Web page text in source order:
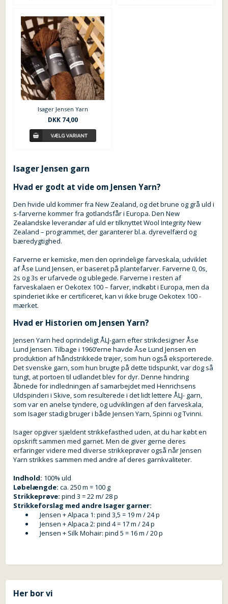
Isager Jensen Yarn
DKK74,00
Isager Jensen garn
Hvad er godt at vide om Jensen Yarn?
Den hvide uld kommer fra New Zealand, og det brune og grå uld i
s-farverne kommer fra gotlandsfår i Europa. Den New
Zealandske leverandør af uld er tilknyttet Wool Integrity New
Zealand – programmet, der garanterer bl.a. dyrevelfærd og
bæredygtighed.
Farverne er kemiske, men den oprindelige farveskala, udviklet
af Åse Lund Jensen, er baseret på plantefarver. Farverne 0, 0s,
2s og 3s er ufarvede og ublegede. Farverne i resten af
farveskalaen er Oekotex 100 – farver, indkøbt i Europa, men da
spinderiet ikke er certificeret, kan vi ikke bruge Oekotex 100 -
mærket.
Hvad er Historien om Jensen Yarn?
Jensen Yarn hed oprindeligt ÅLJ-garn efter strikdesigner Åse
Lund Jensen. Tilbage i 1960’erne havde Åse Lund Jensen en
produktion af håndstrikkede trøjer, som hun også eksporterede.
Det svenske garn, som hun brugte på dette tidspunkt, var dog så
tungt, at portoen til udlandet blev for dyr. Denne hindring
åbnede for indledningen af samarbejdet med Henrichsens
Uldspinderi i Skive, som resulterede i det lidt lettere ÅLJ- garn,
som var en anelse tyndere, og udviklingen af den farveskala,
som Isager stadig bruger i både Jensen Yarn, Spinni og Tvinni.
Isager opgiver sjældent strikkefasthed uden, at du har købt en
opskrift sammen med garnet. Men de giver gerne deres
erfaringer videre med diverse strikkeprøver også når Jensen
Yarn strikkes sammen med andre af deres garnkvaliteter.
Indhold: 100% uld
Løbelængde: ca. 250 m = 100 g
Strikkeprøve: pind 3 = 22 m/ 28 p
Strikkeforslag med andre Isager garner:
Jensen + Alpaca 1: pind 3,5 = 19 m / 24 p
Jensen + Alpaca 2: pind 4 = 17 m / 24 p
Jensen + Silk Mohair: pind 5 = 16 m / 20 p
Her bor vi